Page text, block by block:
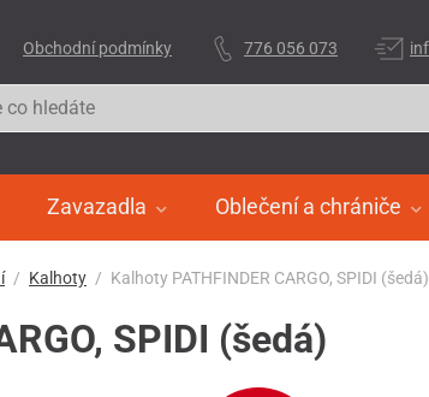
Zavazadla Oblečení a chrániče
Obchodní podmínky 776 056 073
Kalhoty Kalhoty PATHFINDER CARGO, SPIDI (šedá)
SPIDI (šedá)